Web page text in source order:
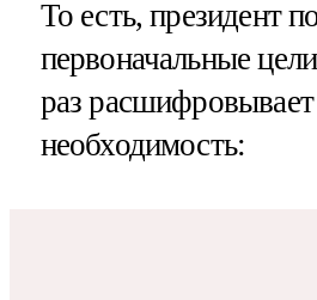
То есть, президент
первоначальные
раз
необходимость: